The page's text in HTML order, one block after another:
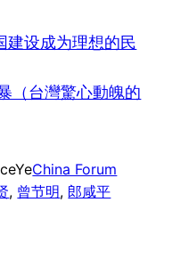
建设成为理想的民
（台灣驚心動魄的
China Forum
, 曾节明, 郎咸平